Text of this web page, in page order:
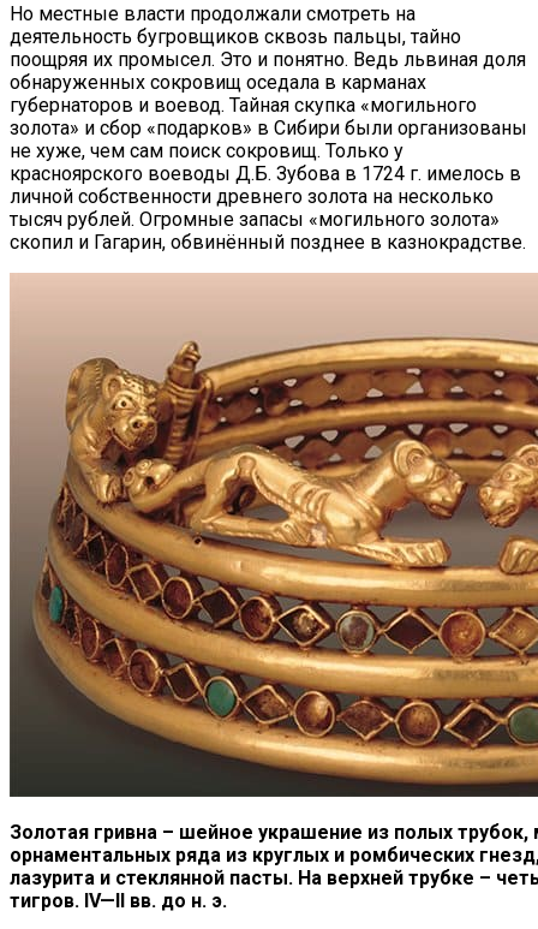
Но местные власти продолжали смотреть на
деятельность бугровщиков сквозь пальцы, тайно
поощряя их промысел. Это и понятно. Ведь львиная доля
обнаруженных сокровищ оседала в карманах
губернаторов и воевод. Тайная скупка «могильного
золота» и сбор «подарков» в Сибири были организованы
не хуже, чем сам поиск сокровищ. Только у
красноярского воеводы Д.Б. Зубова в 1724 г. имелось в
личной собственности древнего золота на несколько
тысяч рублей. Огромные запасы «могильного золота»
скопил и Гагарин, обвинённый позднее в казнокрадстве.
Золотая гривна – шейное украшение из полых
орнаментальных ряда из круглых и ромбических
лазурита и стеклянной пасты. На верхней трубке –
тигров. IV—II вв. до н. э.